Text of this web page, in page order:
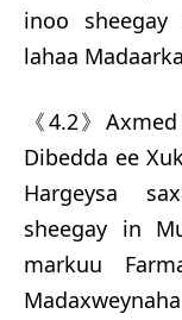
inoo
lahaa
《4.2》
Dibedda ee
Hargeysa
sheegay in
markuu